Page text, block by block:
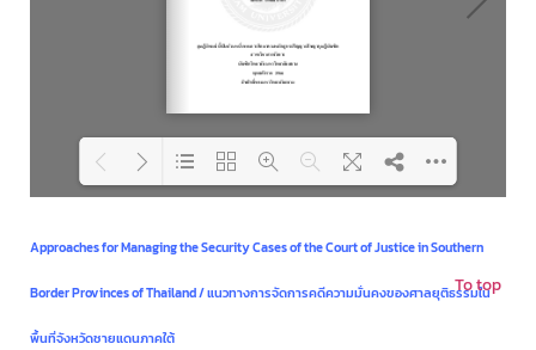
Loading PDF 43% ...
Approaches for Managing the Security Cases of the Court of Justice in Southern
Border Provinces of Thailand /แนวทางการจัดการคดีความมั่นคงของศาลยุติธรรมใน
พื้นที่จังหวัดชายแดนภาคใต้
To top